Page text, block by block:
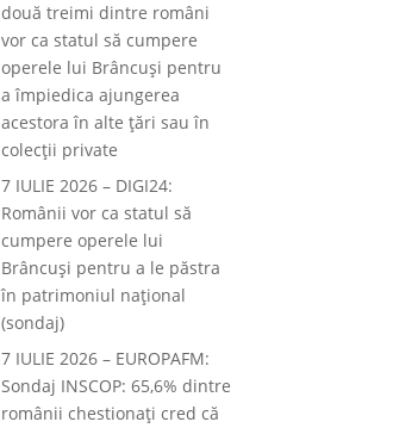
două treimi dintre români
vor ca statul să cumpere
operele lui Brâncuşi pentru
a împiedica ajungerea
acestora în alte ţări sau în
colecţii private
7 IULIE 2026 – DIGI24:
Românii vor ca statul să
cumpere operele lui
Brâncuși pentru a le păstra
în patrimoniul național
(sondaj)
7 IULIE 2026 – EUROPAFM:
Sondaj INSCOP: 65,6% dintre
românii chestionați cred că